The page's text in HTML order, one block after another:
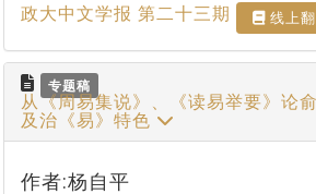
政大中文学报 第二十三期 线上
专题稿
从《周易集说》、《读易举要》论
及治《易》特色
作者:杨自平